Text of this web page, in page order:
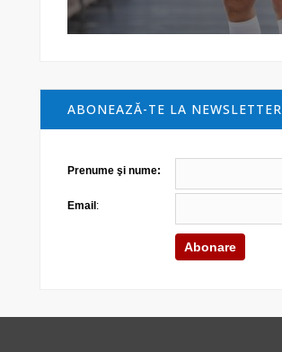
ABONEAZĂ-TE LA NEWSLETTER
Prenume şi nume:
Email :